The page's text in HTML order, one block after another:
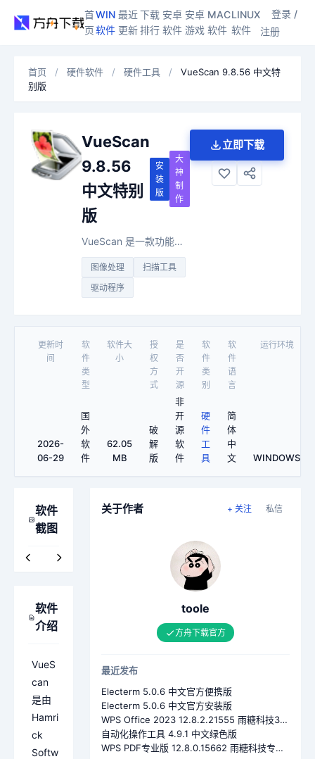
首
页
WIN
软件
最近
更新
下载
排行
安卓
软件
安卓
游戏
MAC
软件
LINUX
软件
登录 /
注册
首页 / 硬件软件 / 硬件工具 /
VueScan 9.8.56 中文特
别版
VueScan
9.8.56
中文特别
版
安
装
版
大
神
制
作
VueScan 是一款功能强大的第三方扫描仪应用程序，旨在取代扫描仪自带的驱动程序。它支持 Windows、macOS 和 Linux 系统，能够驱动超过 7000 种不再被厂商支持的老旧扫描仪，并提供专业级的色彩还原与底片处理功能。
图像处理
扫描工具
驱动程序
立即下载
更新时
间
2026-
06-29
软
件
类
型
国
外
软
件
软件大
小
62.05
MB
授
权
方
式
破
解
版
是
否
开
源
非
开
源
软
件
软
件
类
别
硬
件
工
具
软
件
语
言
简
体
中
文
运行环境
WINDOWS
软件
截图
软件
介绍
VueS
can
是由
Hamri
ck
Softw
关于作者 + 关注 私信
toole
方舟下载官方
最近发布
Electerm 5.0.6 中文官方便携版
Electerm 5.0.6 中文官方安装版
WPS Office 2023 12.8.2.21555 雨糖科技32位安装特别版
自动化操作工具 4.9.1 中文绿色版
WPS PDF专业版 12.8.0.15662 雨糖科技专业特别版